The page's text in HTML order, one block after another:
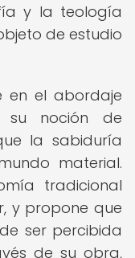
y la teología
de estudio
en el abordaje
su noción de
la sabiduría
material.
tradicional
y propone que
ser percibida
de su obra,